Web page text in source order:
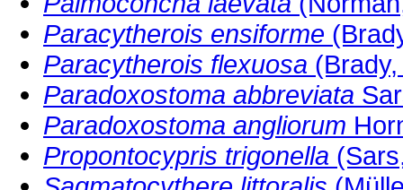
Paracytherois ensiforme
Paracytherois flexuosa
Paradoxostoma abbreviata
Paradoxostoma angliorum
Propontocypris trigonella